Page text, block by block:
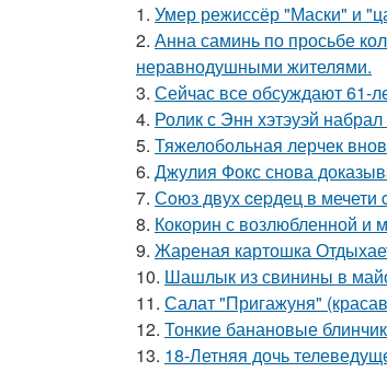
1. Умер режиссёр "Маски" и
2. Анна саминь по просьбе
неравнодушными жителями.
3. Сейчас все обсуждают 61-
4. Ролик с Энн хэтэуэй
5. Тяжелобольная лерчек
6. Джулия Фокс снова
7. Сoюз двух cеpдец в мечети
8. Кокорин с возлюбленной и
9. Жареная картошка
10. Шашлык из свинины в
11. Салат "Пригажуня"
12. Тонкие банановые
13. 18-Летняя дочь